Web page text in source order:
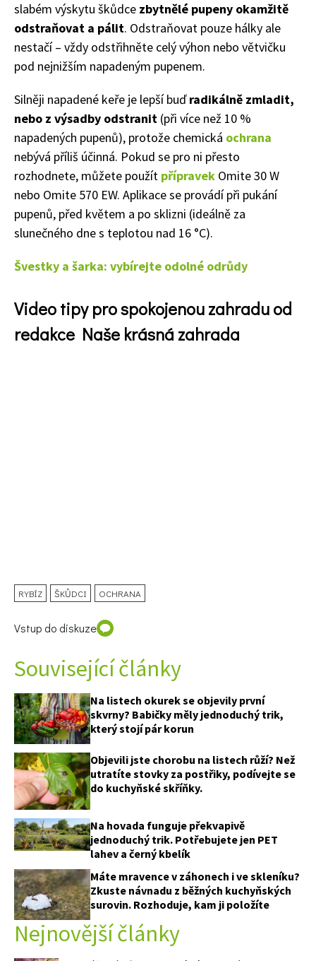
74 Kč
Objednat >
slabém výskytu škůdce zbytnělé pupeny okamžitě
odstraňovat a pálit. Odstraňovat pouze hálky ale
nestačí – vždy odstřihněte celý výhon nebo větvičku
pod nejnižším napadeným pupenem.
Silněji napadené keře je lepší buďradikálně zmladit,
nebo z výsadby odstranit (při více než 10 %
napadených pupenů), protože chemická ochrana
nebývá příliš účinná. Pokud se pro ni přesto
rozhodnete, můžete použít přípravek Omite30 W
nebo Omite 570 EW. Aplikace se provádí při pukání
pupenů, před květem a po sklizni (ideálně za
slunečného dne s teplotou nad 16 °C).
Švestky a šarka: vybírejte odolné odrůdy
Video tipy pro spokojenou zahradu od
redakce Naše krásná zahrada
RYBÍZ ŠKŮDCI OCHRANA
Vstup do diskuze
Související články
Na listech okurek se objevily první
skvrny? Babičky měly jednoduchý trik,
který stojí pár korun
Objevili jste chorobu na listech růží? Než
utratíte stovky za postřiky, podívejte se
do kuchyňské skříňky.
Na hovada funguje překvapivě
jednoduchý trik. Potřebujete jen PET
lahev a černý kbelík
Máte mravence v záhonech i ve skleníku?
Zkuste návnadu z běžných kuchyňských
surovin. Rozhoduje, kam ji položíte
Nejnovější články